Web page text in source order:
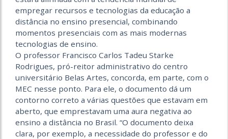
empregar recursos e tecnologias da educação a
distância no ensino presencial, combinando
momentos presenciais com as mais modernas
tecnologias de ensino.
O professor Francisco Carlos Tadeu Starke
Rodrigues, pró-reitor administrativo do centro
universitário Belas Artes, concorda, em parte, com o
MEC nesse ponto. Para ele, o documento dá um
contorno correto a várias questões que estavam em
aberto, que emprestavam uma aura negativa ao
ensino a distância no Brasil. “O documento deixa
clara, por exemplo, a necessidade do professor e do